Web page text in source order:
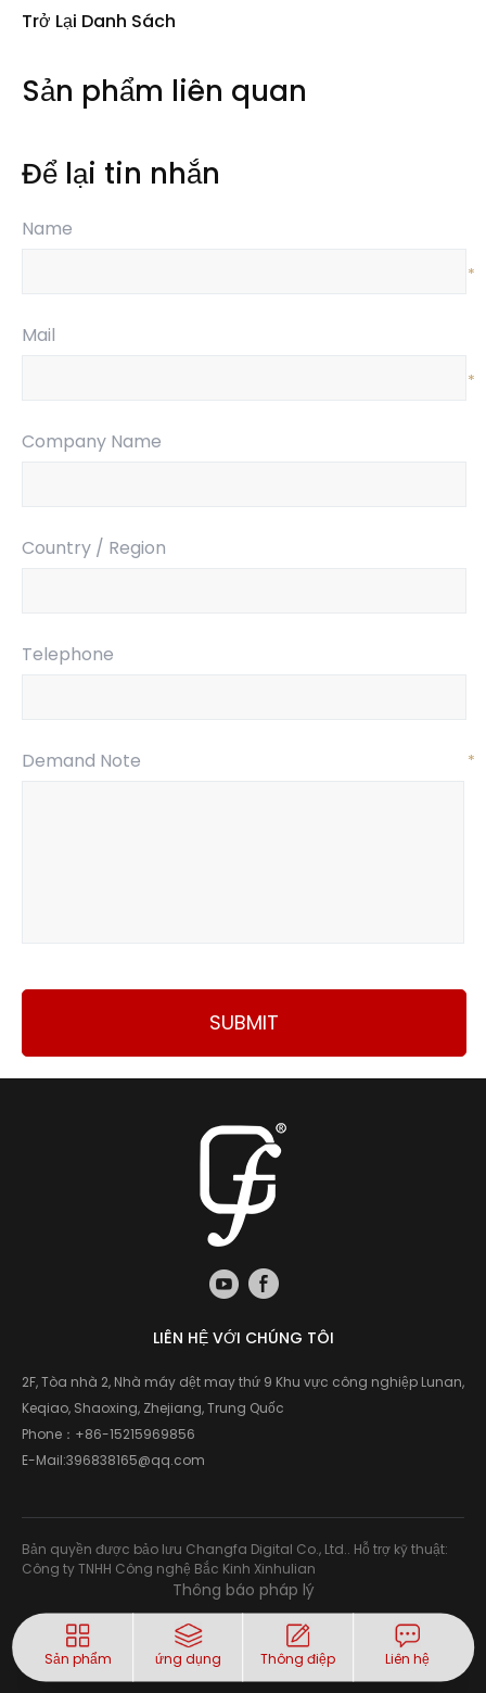
Trở Lại Danh Sách
Sản phẩm liên quan
Để lại tin nhắn
Name
*
Mail
*
Company Name
Country / Region
Telephone
Demand Note *
SUBMIT
LIÊN HỆ VỚI CHÚNG TÔI
2F, Tòa nhà 2, Nhà máy dệt may thứ 9 Khu vực công nghiệp Lunan,
Keqiao, Shaoxing, Zhejiang, Trung Quốc
Phone： +86-15215969856
E-Mail:396838165@qq.com
Bản quyền được bảo lưu Changfa Digital Co., Ltd.. Hỗ trợ kỹ thuật:
Công ty TNHH Công nghệ Bắc Kinh Xinhulian
Thông báo pháp lý
Sản phẩm ứng dụng Thông điệp Liên hệ